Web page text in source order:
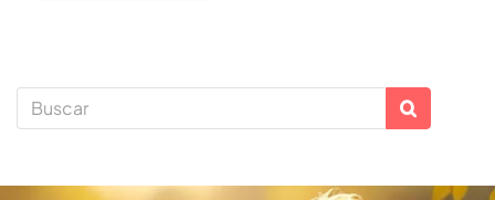
más rentabilidad